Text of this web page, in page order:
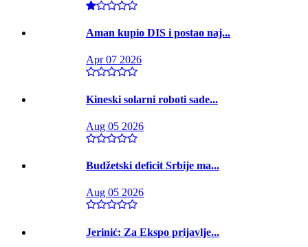
Aman kupio DIS i postao naj...
Apr 07 2026
Kineski solarni roboti sade...
Aug 05 2026
Budžetski deficit Srbije ma...
Aug 05 2026
Jerinić: Za Ekspo prijavlje...